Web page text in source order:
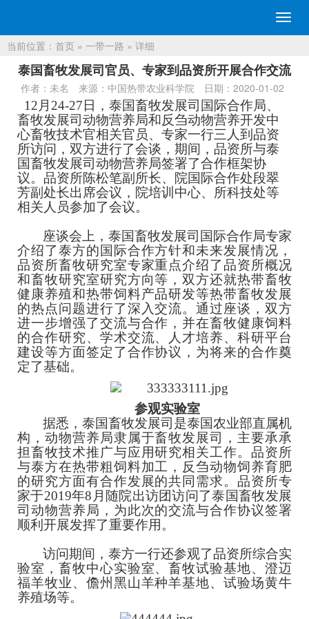
切
换
航
当前位置： 首页 » 一带一路 » 详细
泰国畜牧发展司官员、专家到品资所开展合作交流
作者：未名 来源：中国热带农业科学院 日期：2020-01-02
12 月24-27日，泰国畜牧发展司国际合作局、
畜牧发展司动物营养局和反刍动物营养开发中
心畜牧技术官相关官员、专家一行三人到品资
所访问，双方进行了会谈，期间，品资所与泰
国畜牧发展司动物营养局签署了合作框架协
议。品资所陈松笔副所长、院国际合作处段翠
芳副处长出席会议，院培训中心、所科技处等
相关人员参加了会议。
座谈会上，泰国畜牧发展司国际合作局专家
介绍了泰方的国际合作方针和未来发展情况，
品资所畜牧研究室专家重点介绍了 品资所概况
和畜牧研究室研究方向等，双方还就热带畜牧
健康养殖和热带饲料产品研发等热带畜牧发展
的热点问题进行了深入交流。通过座谈，双方
进一步增强了交流与合作，并在畜牧健康饲料
的合作研究、学术交流、人才培养、科研平台
建设等方面签定了合作协议，为将来的合作奠
定了基础。
参观实验室
据悉，泰国畜牧发展司是泰国农业部直属机
构，动物营养局隶属于畜牧发展司，主要承承
担畜牧技术推广与应用研究相关工作。品资所
与泰方在热带粗饲料加工，反刍动物饲养育肥
的研究方面有合作发展的共同需求。品资所专
家于2019年8月随院出访团访问了泰国畜牧发展
司动物营养局，为此次的交流与合作协议签署
顺利开展发挥了重要作用。
访问期间，泰方一行还参观了品资所综合实
验室，畜牧中心实验室、畜牧试验基地、澄迈
福羊牧业、儋州黑山羊种羊基地、试验场黄牛
养殖场等。